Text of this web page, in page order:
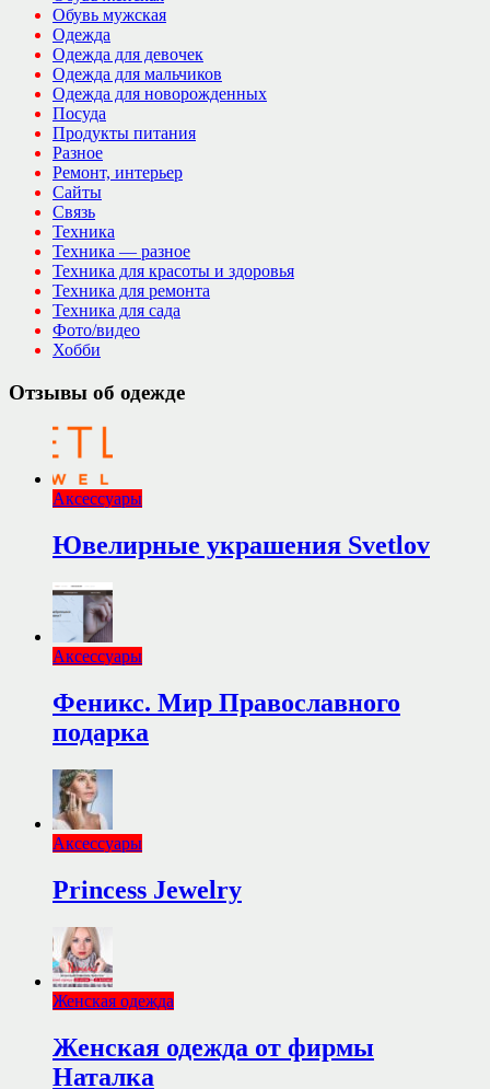
Обувь мужская
Одежда
Одежда для девочек
Одежда для мальчиков
Одежда для новорожденных
Посуда
Продукты питания
Разное
Ремонт, интерьер
Сайты
Связь
Техника
Техника — разное
Техника для красоты и здоровья
Техника для ремонта
Техника для сада
Фото/видео
Хобби
Отзывы об одежде
Аксессуары
Ювелирные украшения Svetlov
Аксессуары
Феникс. Мир Православного
подарка
Аксессуары
Princess Jewelry
Женская одежда
Женская одежда от фирмы
Наталка